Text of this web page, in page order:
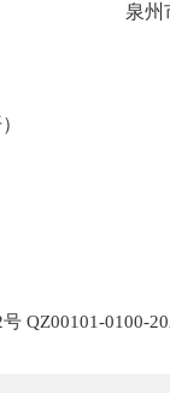
泉州
）
QZ00101-0100-